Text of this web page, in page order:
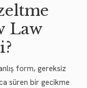
Law
form, gereksiz
süren bir gecikme